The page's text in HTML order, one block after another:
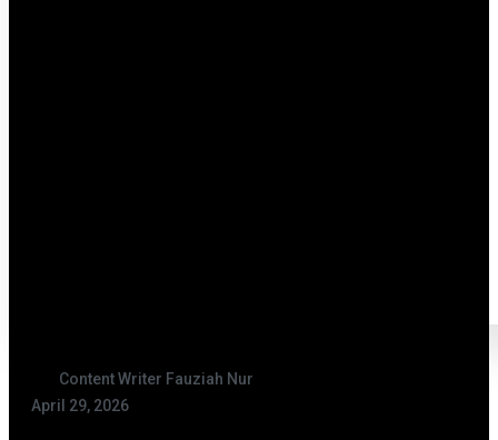
Content Writer Fauziah Nur
April 29, 2026